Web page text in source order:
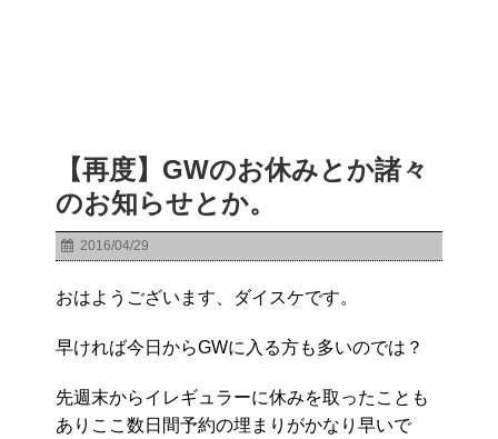
【再度】GWのお休みとか諸々
のお知らせとか。
2016/04/29
おはようございます、ダイスケです。
早ければ今日からGWに入る方も多いのでは？
先週末からイレギュラーに休みを取ったことも
ありここ数日間予約の埋まりがかなり早いで